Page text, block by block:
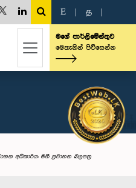
E த
මගේ පාර්ලිමේන්තුව
මෙතැනින් පිවිසෙන්න
අධිකාරිය: මගී ප්‍රවාහන බලපත්‍ර